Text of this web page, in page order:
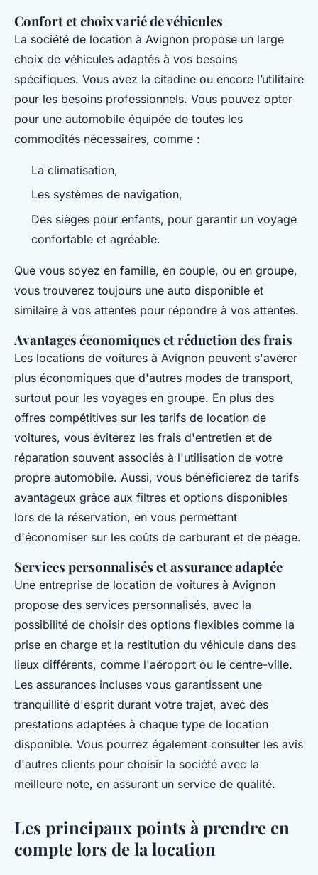
Confort et choix varié de véhicules
La société de location à Avignon propose un large
choix de véhicules adaptés à vos besoins
spécifiques. Vous avez la citadine ou encore l’utilitaire
pour les besoins professionnels. Vous pouvez opter
pour une automobile équipée de toutes les
commodités nécessaires, comme :
La climatisation,
Les systèmes de navigation,
Des sièges pour enfants, pour garantir un voyage
confortable et agréable.
Que vous soyez en famille, en couple, ou en groupe,
vous trouverez toujours une auto disponible et
similaire à vos attentes pour répondre à vos attentes.
Avantages économiques et réduction des frais
Les locations de voitures à Avignon peuvent s'avérer
plus économiques que d'autres modes de transport,
surtout pour les voyages en groupe. En plus des
offres compétitives sur les tarifs de location de
voitures, vous éviterez les frais d'entretien et de
réparation souvent associés à l'utilisation de votre
propre automobile. Aussi, vous bénéficierez de tarifs
avantageux grâce aux filtres et options disponibles
lors de la réservation, en vous permettant
d'économiser sur les coûts de carburant et de péage.
Services personnalisés et assurance adaptée
Une entreprise de location de voitures à Avignon
propose des services personnalisés, avec la
possibilité de choisir des options flexibles comme la
prise en charge et la restitution du véhicule dans des
lieux différents, comme l'aéroport ou le centre-ville.
Les assurances incluses vous garantissent une
tranquillité d'esprit durant votre trajet, avec des
prestations adaptées à chaque type de location
disponible. Vous pourrez également consulter les avis
d'autres clients pour choisir la société avec la
meilleure note, en assurant un service de qualité.
Les principaux points à prendre en
compte lors de la location